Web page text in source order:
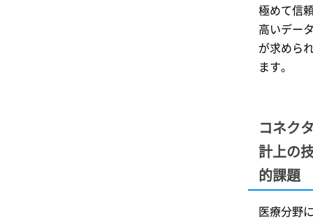
極めて信
高いデー
が求めら
ます。
コネク
計上の
的課題
医療分野